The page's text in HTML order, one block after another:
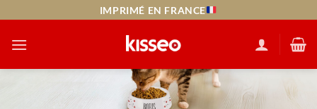
springen
IMPRIMÉ EN FRANCE